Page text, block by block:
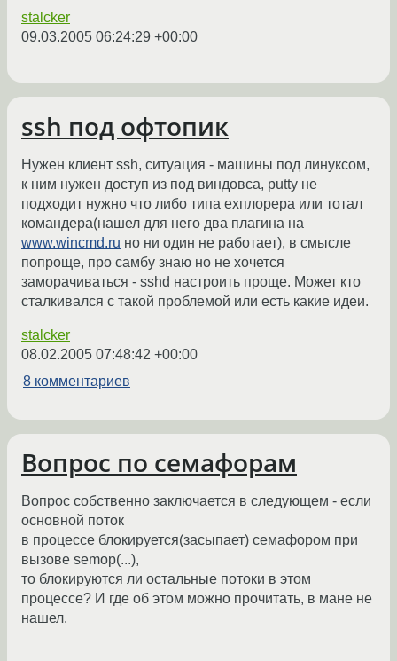
stalcker
09.03.2005 06:24:29 +00:00
ssh под офтопик
Нужен клиент ssh, ситуация - машины под линуксом,
к ним нужен доступ из под виндовса, putty не
подходит нужно что либо типа ехплорера или тотал
командера(нашел для него два плагина на
www.wincmd.ru но ни один не работает), в смысле
попроще, про самбу знаю но не хочется
заморачиваться - sshd настроить проще. Может кто
сталкивался с такой проблемой или есть какие идеи.
stalcker
08.02.2005 07:48:42 +00:00
8 комментариев
Вопрос по семафорам
Вопрос собственно заключается в следующем - если
основной поток
в процессе блокируется(засыпает) семафором при
вызове semop(...),
то блокируются ли остальные потоки в этом
процессе? И где об этом можно прочитать, в мане не
нашел.